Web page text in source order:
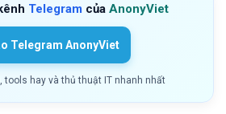
Telegram của AnonyViet
Telegram AnonyViet
tools hay và thủ thuật IT nhanh nhất